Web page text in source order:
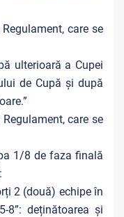
care se
ulterioară a Cupei
de Cupă și după
care se
1/8 de faza finală
2 (două) echipe în
8”: deținătoarea și